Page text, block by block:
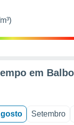
em
Setembro